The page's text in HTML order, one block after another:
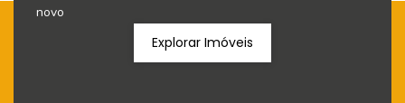
novo
Explorar Imóveis